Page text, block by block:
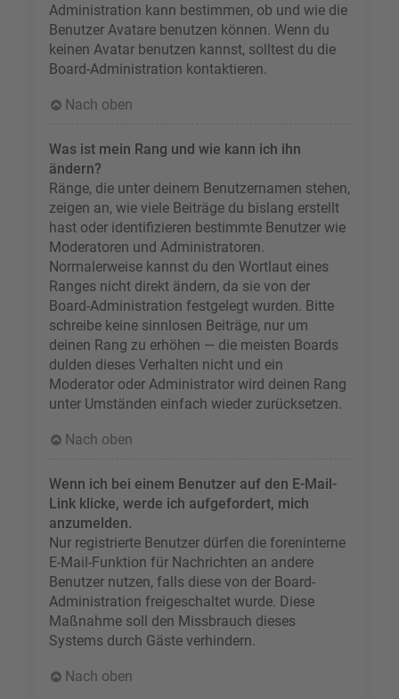
Administration kann bestimmen, ob und wie die
Benutzer Avatare benutzen können. Wenn du
keinen Avatar benutzen kannst, solltest du die
Board-Administration kontaktieren.
Nach oben
Was ist mein Rang und wie kann ich ihn
ändern?
Ränge, die unter deinem Benutzernamen stehen,
zeigen an, wie viele Beiträge du bislang erstellt
hast oder identifizieren bestimmte Benutzer wie
Moderatoren und Administratoren.
Normalerweise kannst du den Wortlaut eines
Ranges nicht direkt ändern, da sie von der
Board-Administration festgelegt wurden. Bitte
schreibe keine sinnlosen Beiträge, nur um
deinen Rang zu erhöhen — die meisten Boards
dulden dieses Verhalten nicht und ein
Moderator oder Administrator wird deinen Rang
unter Umständen einfach wieder zurücksetzen.
Nach oben
Wenn ich bei einem Benutzer auf den E-Mail-
Link klicke, werde ich aufgefordert, mich
anzumelden.
Nur registrierte Benutzer dürfen die foreninterne
E-Mail-Funktion für Nachrichten an andere
Benutzer nutzen, falls diese von der Board-
Administration freigeschaltet wurde. Diese
Maßnahme soll den Missbrauch dieses
Systems durch Gäste verhindern.
Nach oben